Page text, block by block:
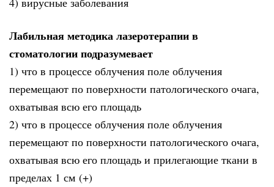
Лабильная методика лазеротерапии в
стоматологии подразумевает
1) что в процессе облучения поле облучения
перемещают по поверхности патологического очага,
охватывая всю его площадь
2) что в процессе облучения поле облучения
перемещают по поверхности патологического очага,
охватывая всю его площадь и прилегающие ткани в
пределах 1 см (+)